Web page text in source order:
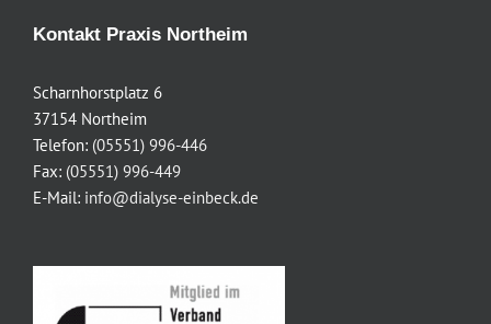
Kontakt Praxis Northeim
Scharnhorstplatz 6
37154 Northeim
Telefon: (05551) 996-446
Fax: (05551) 996-449
E-Mail: info@dialyse-einbeck.de